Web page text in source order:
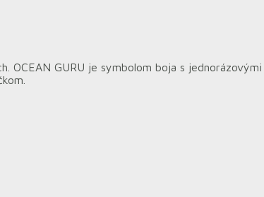
OCEAN GURU je symbolom boja s